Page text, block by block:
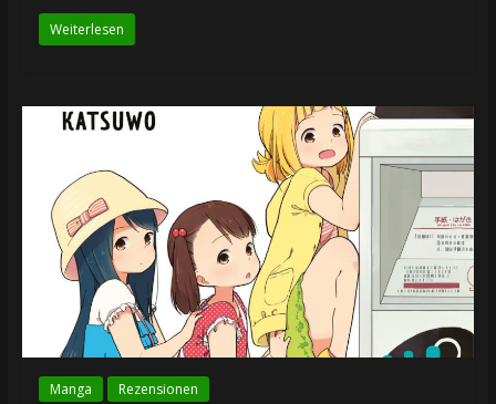
Weiterlesen
Manga Rezensionen